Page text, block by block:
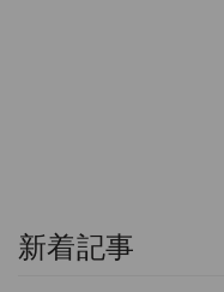
新着記事